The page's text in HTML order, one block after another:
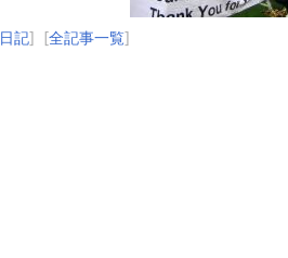
日記] [全記事一覧]